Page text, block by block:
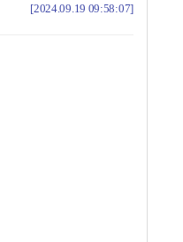
[2024.09.19 09:58:07]